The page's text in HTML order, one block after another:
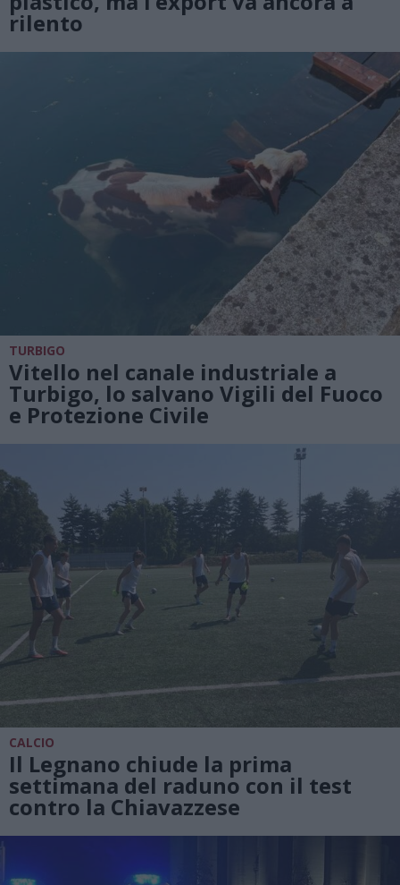
rilento
TURBIGO
Vitello nel canale industriale a
Turbigo, lo salvano Vigili del Fuoco
e Protezione Civile
CALCIO
Il Legnano chiude la prima
settimana del raduno con il test
contro la Chiavazzese